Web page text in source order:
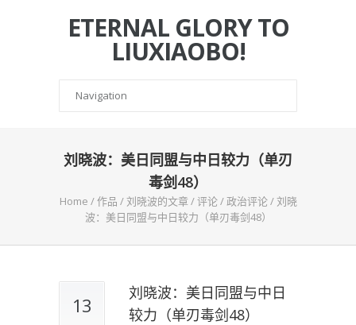
ETERNAL GLORY TO
LIUXIAOBO!
刘晓波：美日同盟与中日较力（单刃
毒剑48）
Home /作品 /刘晓波的文章/评论/政治评论/刘晓
波：美日同盟与中日较力（单刃毒剑48）
13
刘晓波：美日同盟与中日
较力（单刃毒剑48）